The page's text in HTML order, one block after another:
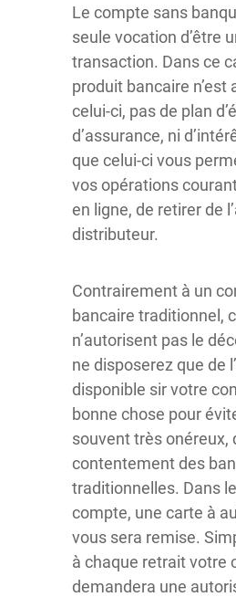
Le compte sans
seule vocation d’être
transaction. Dans ce
produit bancaire n’est
celui-ci, pas de plan
d’assurance, ni
que celui-ci vous
vos opérations
en ligne, de retirer de
distributeur.
Contrairement à un
bancaire traditionnel,
n’autorisent pas le
ne disposerez que de
disponible sir votre
bonne chose pour
souvent très onéreux,
contentement des
traditionnelles. Dans
compte, une carte à
vous sera remise.
à chaque retrait votre
demandera une